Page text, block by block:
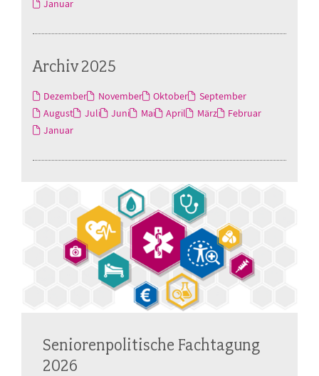
Januar
Archiv 2025
Dezember November Oktober
September
August
Juli Juni Mai April März
Februar
Januar
Seniorenpolitische Fachtagung
2026